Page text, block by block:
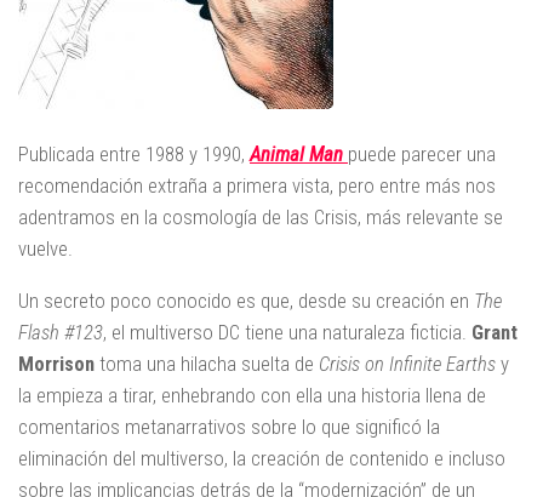
Publicada entre 1988 y 1990,Animal Man puede parecer una
recomendación extraña a primera vista, pero entre más nos
adentramos en la cosmología de las Crisis, más relevante se
vuelve.
Un secreto poco conocido es que, desde su creación en The
Flash #123, el multiverso DC tiene una naturaleza ficticia. Grant
Morrison toma una hilacha suelta de Crisis on Infinite Earths y
la empieza a tirar, enhebrando con ella una historia llena de
comentarios metanarrativos sobre lo que significó la
eliminación del multiverso, la creación de contenido e incluso
sobre las implicancias detrás de la “modernización” de un